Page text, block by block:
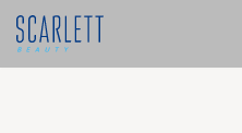
Aller